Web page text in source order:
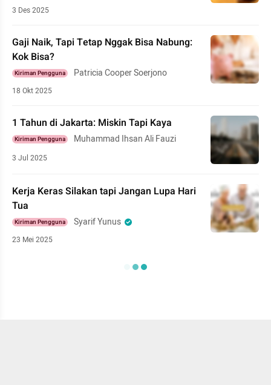
3 Des 2025
Gaji Naik, Tapi Tetap Nggak Bisa Nabung:
Kok Bisa?
Kiriman Pengguna Patricia Cooper Soerjono
18 Okt 2025
1 Tahun di Jakarta: Miskin Tapi Kaya
Kiriman Pengguna Muhammad Ihsan Ali Fauzi
3 Jul 2025
Kerja Keras Silakan tapi Jangan Lupa Hari
Tua
Kiriman Pengguna Syarif Yunus
23 Mei 2025